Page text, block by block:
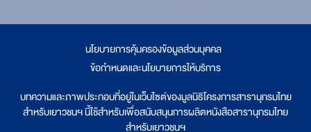
นโยบายการคุ้มครองข้อมูลส่วนบุคคล
ข้อกำหนดและนโยบายการให้บริการ
บทความและภาพประกอบที่อยู่ในเว็บไซต์ของมูลนิธิโครงการสารานุกรมไทย
สำหรับเยาวชนฯ นี้ใช้สำหรับเพื่อสนับสนุนการผลิตหนังสือสารานุกรมไทย
สำหรับเยาวชนฯ